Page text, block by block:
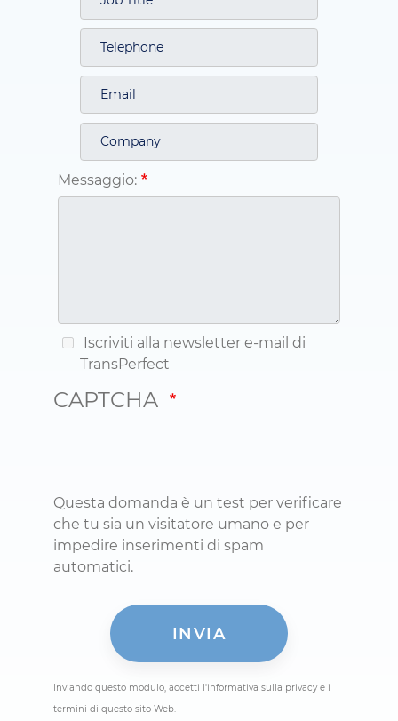
Messaggio:
Iscriviti alla newsletter e-mail di
TransPerfect
CAPTCHA
Questa domanda è un test per verificare
che tu sia un visitatore umano e per
impedire inserimenti di spam
automatici.
Inviando questo modulo, accetti l'informativa sulla privacy e i
termini di questo sito Web.